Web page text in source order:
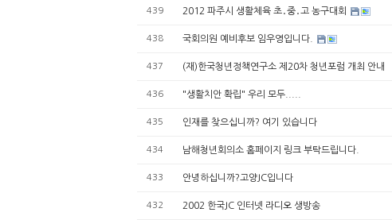
439 2012 파주시 생활체육 초․중․고 농구대회
438 국회의원 예비후보 임우영입니다.
437 (재)한국청년정책연구소 제20차 청년포럼 개최 안내
436 "생활치안 확립" 우리 모두.....
435 인재를 찾으십니까? 여기 있습니다
434 남해청년회의소 홈페이지 링크 부탁드립니다.
433 안녕하십니까?고양JC입니다
432 2002 한국JC 인터넷 라디오 생방송